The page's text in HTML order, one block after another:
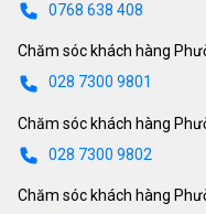
0768 638 408
Chăm sóc khách hàng
028 7300 9801
Chăm sóc khách hàng
028 7300 9802
Chăm sóc khách hàng